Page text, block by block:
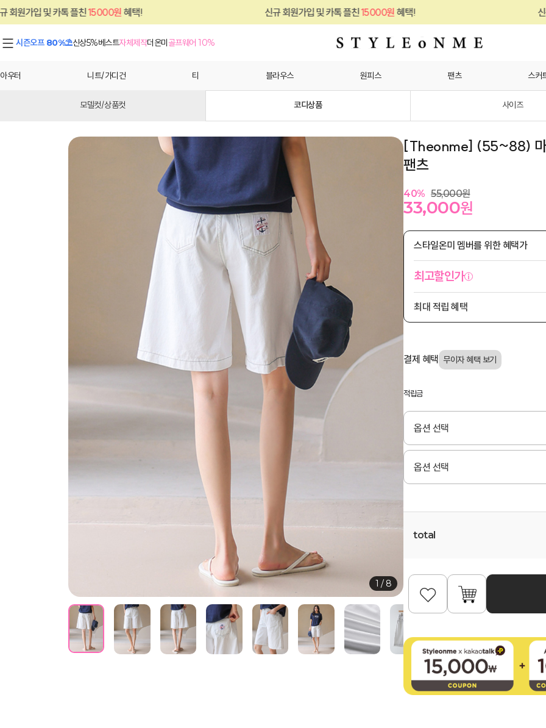
원혜택! 신규 회원가입 및 카톡 플친15000원혜택! 신규 회원가입 및 카톡 플친
시즌오프 80%⛱신상5%베스트자체제작더온미골프웨어 10%
아우터 니트/가디건 티 블라우스 원피스 팬츠 스커
모델컷/상품컷 코디상품 사이즈
1 / 8
[Theonme] (55~88) 마
팬츠
40% 55,000원
33,000원
스타일온미 멤버를 위한 혜택가
최고할인가
최대 적립 혜택
결제 혜택
적립금
total